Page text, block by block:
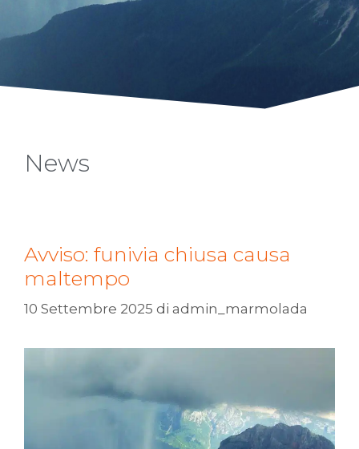
News
Avviso: funivia chiusa causa
maltempo
10 Settembre 2025 di admin_marmolada